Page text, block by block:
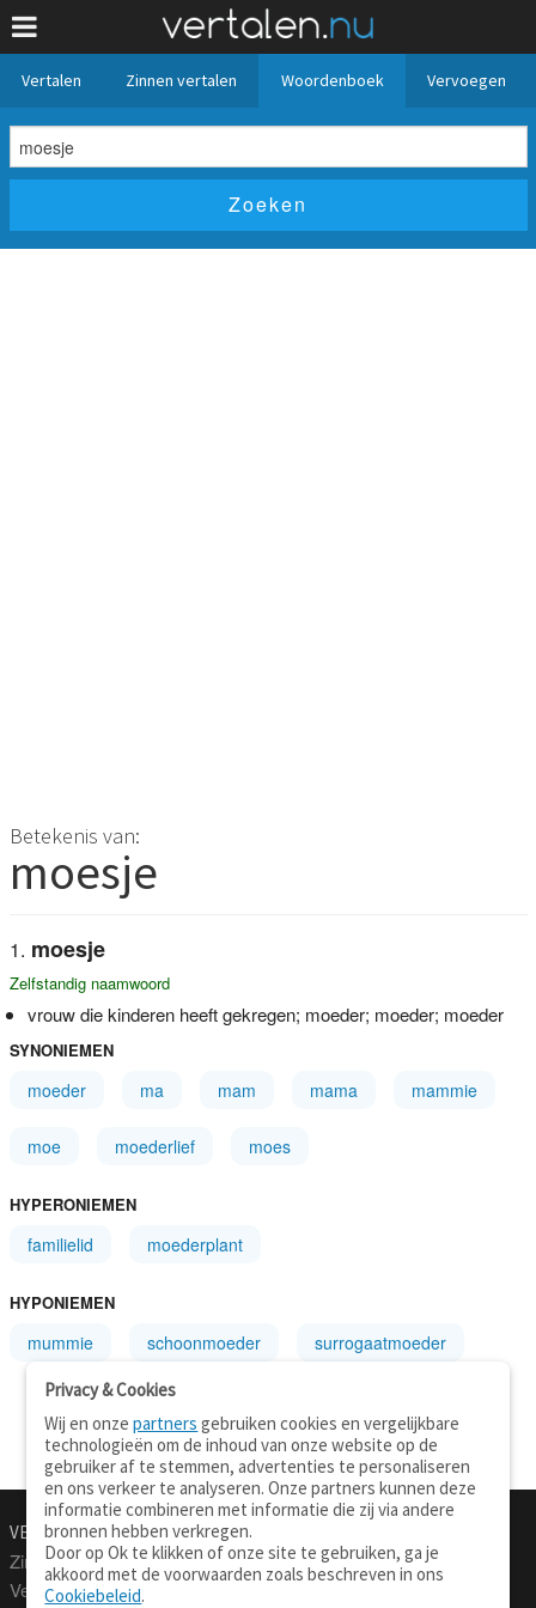
Vertalen Zinnen vertalen Woordenboek Vervoegen
Betekenis van:
moesje
moesje
Zelfstandig naamwoord
vrouw die kinderen heeft gekregen; moeder; moeder; moeder
SYNONIEMEN
moeder ma mam mama mammie
moe moederlief moes
HYPERONIEMEN
familielid moederplant
HYPONIEMEN
mummie schoonmoeder surrogaatmoeder
VERTALEN.NU
Zinnen vertalen
Verklarend woordenboek
Over deze site
Privacy & Cookies
Wij en onzepartners gebruiken cookies en vergelijkbare
technologieën om de inhoud van onze website op de
gebruiker af te stemmen, advertenties te personaliseren
en ons verkeer te analyseren. Onze partners kunnen deze
informatie combineren met informatie die zij via andere
bronnen hebben verkregen.
Door op Ok te klikken of onze site te gebruiken, ga je
akkoord met de voorwaarden zoals beschreven in ons
Cookiebeleid.